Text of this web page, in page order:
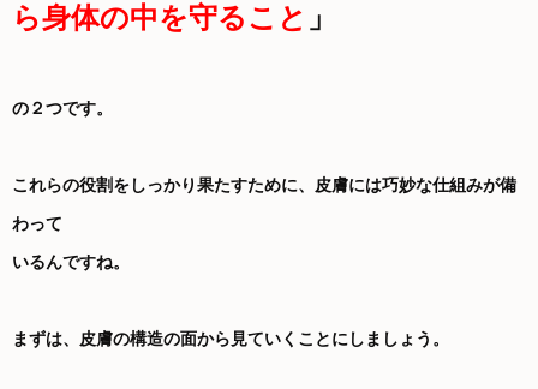
ら身体の中を守ること 」
の２つです。
これらの役割をしっかり果たすために、皮膚には巧妙な仕組みが備
わって
いるんですね。
まずは、皮膚の構造の面から見ていくことにしましょう。